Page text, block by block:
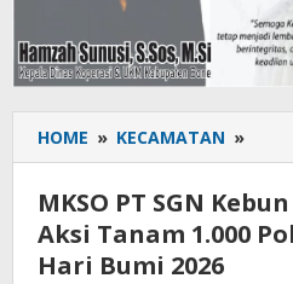
HOME » KECAMATAN »
PT
MKSO PT SGN
Aksi Tanam 1.000
Hari Bumi 2026